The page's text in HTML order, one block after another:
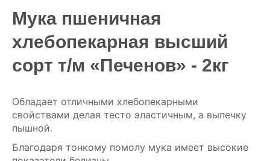
Мука пшеничная
хлебопекарная высший
сорт т/м «Печенов» - 2кг
Обладает отличными хлебопекарными
свойствами делая тесто эластичным, а выпечку
пышной.
Благодаря тонкому помолу мука имеет высокие
ГДЕ КУПИТЬ
КОНТАКТЫ
8 (804) 700-18-14
КАЛЬКУЛЯТОР КОМБИКОРМА